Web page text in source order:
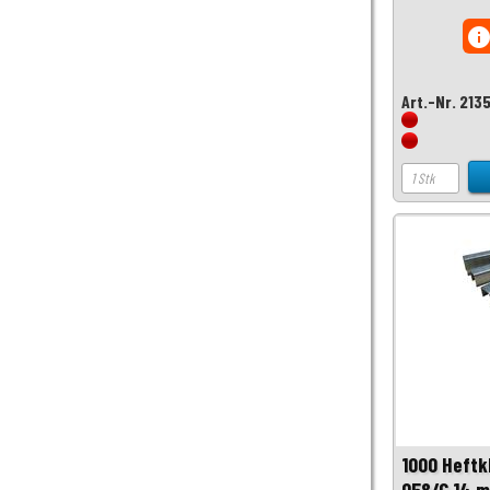
Art.-Nr.
1000